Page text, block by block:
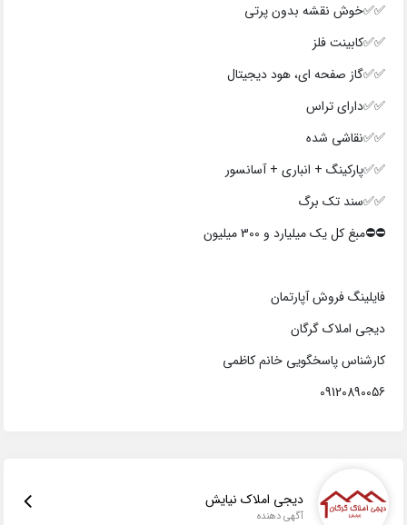
✅✅خوش نقشه بدون پرتی
✅✅کابینت فلز
✅✅گاز صفحه ای، هود دیجیتال
✅✅دارای تراس
✅✅نقاشی شده
✅✅پارکینگ + انباری + آسانسور
✅✅سند تک برگ
⛔⛔️مبغ کل یک میلیارد و 300 میلیون
فایلینگ فروش آپارتمان
دیجی املاک گرگان
کارشناس پاسخگویی خانم کاظمی
09120890056
دیجی املاک نیایش
آگهی دهنده